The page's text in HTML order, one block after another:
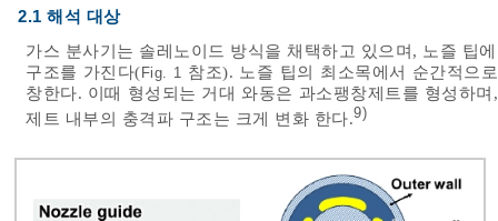
2.1 해석 대상
가스 분사기는 솔레노이드 방식을 채택하고 있으며, 노즐 팁
구조를 가진다( Fig. 1
참조). 노즐 팁의 최소목에서 순간적으
창한다. 이때 형성되는 거대 와동은 과소팽창제트를 형성하
제트 내부의 충격파 구조는 크게 변화 한다.9)